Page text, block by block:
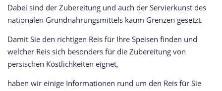
Dabei sind der Zubereitung und auch der Servierkunst des
nationalen Grundnahrungsmittels kaum Grenzen gesetzt.
Damit Sie den richtigen Reis für Ihre Speisen finden und
welcher Reis sich besonders für die Zubereitung von
persischen Köstlichkeiten eignet,
haben wir einige Informationen rund um den Reis für Sie